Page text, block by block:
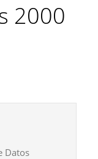
2000
Datos